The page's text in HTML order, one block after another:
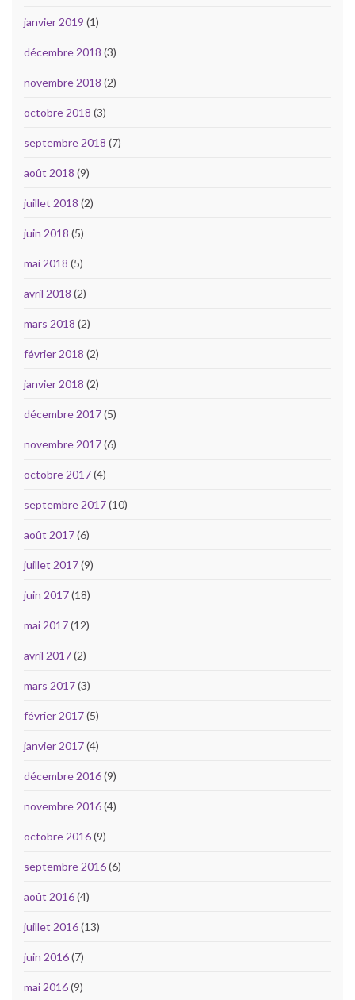
janvier 2019 (1)
décembre 2018 (3)
novembre 2018 (2)
octobre 2018 (3)
septembre 2018 (7)
août 2018 (9)
juillet 2018 (2)
juin 2018 (5)
mai 2018 (5)
avril 2018 (2)
mars 2018 (2)
février 2018 (2)
janvier 2018 (2)
décembre 2017(5)
novembre 2017(6)
octobre 2017(4)
septembre 2017(10)
août 2017(6)
juillet 2017(9)
juin 2017(18)
mai 2017(12)
avril 2017(2)
mars 2017(3)
février 2017(5)
janvier 2017(4)
décembre 2016(9)
novembre 2016(4)
octobre 2016(9)
septembre 2016(6)
août 2016(4)
juillet 2016(13)
juin 2016(7)
mai 2016(9)